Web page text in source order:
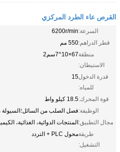
القرص عاء الطرد المركزي
السرعة:6200r/min
قطر الدراهم:550 مم
منطقة
الاستيطان:
67×10^7سم2
قدرة الدخول
للمياه:
15
قوة المحرك:18.5 كيلو واط
الوظيفة:فصل الصلب من السائل؛السيولة
مجال التطبيق:المنتجات الدوائية، الغذائية،
طريقة
التشغيل:
محول PLC + التردد